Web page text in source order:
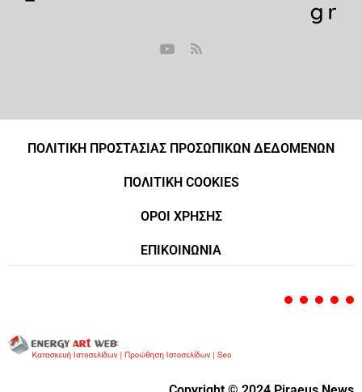
ΠΟΛΙΤΙΚΗ ΠΡΟΣΤΑΣΙΑΣ ΠΡΟΣΩΠΙΚΩΝ ΔΕΔΟΜΕΝΩΝ
ΠΟΛΙΤΙΚΗ COOKIES
ΟΡΟΙ ΧΡΗΣΗΣ
ΕΠΙΚΟΙΝΩΝΙΑ